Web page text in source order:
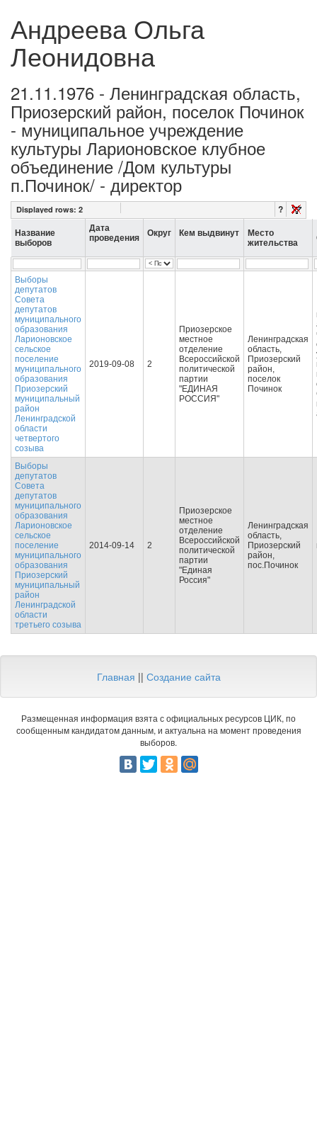
Андреева Ольга
Леонидовна
21.11.1976 - Ленинградская область,
Приозерский район, поселок Починок
- муниципальное учреждение
культуры Ларионовское клубное
объединение /Дом культуры
п.Починок/ - директор
Displayed rows: 2 ?
Название
выборов
Дата
проведения
Округ Кем выдвинут
Место
жительства
Выборы
депутатов
Совета
депутатов
муниципального
образования
Ларионовское
сельское
поселение
муниципального
образования
Приозерский
муниципальный
район
Ленинградской
области
четвертого
созыва
2019-09-08 2
Приозерское
местное
отделение
Всероссийской
политической
партии
"ЕДИНАЯ
РОССИЯ"
Ленинградская
область,
Приозерский
район,
поселок
Починок
Выборы
депутатов
Совета
депутатов
муниципального
образования
Ларионовское
сельское
поселение
муниципального
образования
Приозерский
муниципальный
район
Ленинградской
области
третьего созыва
2014-09-14 2
Приозерское
местное
отделение
Всероссийской
политической
партии
"Единая
Россия"
Ленинградская
область,
Приозерский
район,
пос.Починок
Главная || Создание сайта
Размещенная информация взята с официальных ресурсов ЦИК, по
сообщенным кандидатом данным, и актуальна на момент проведения
выборов.